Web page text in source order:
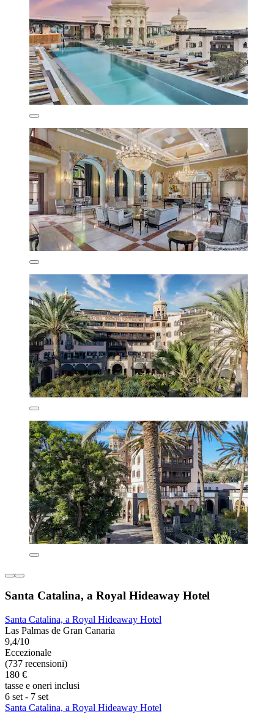
Santa Catalina, a Royal Hideaway Hotel
Santa Catalina, a Royal Hideaway Hotel
Las Palmas de Gran Canaria
9,4/10
Eccezionale
(737 recensioni)
180 €
tasse e oneri inclusi
6 set - 7 set
Santa Catalina, a Royal Hideaway Hotel